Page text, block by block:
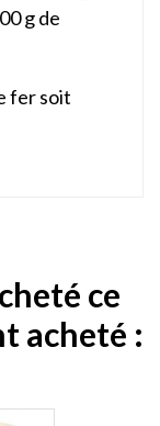
g de
fer soit
ce
acheté :